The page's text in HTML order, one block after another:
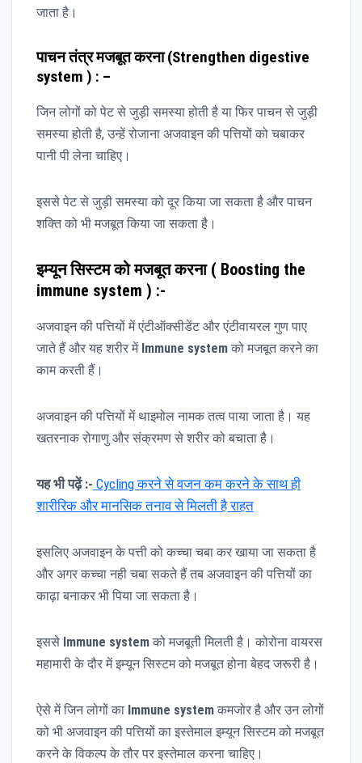
जाता है।
पाचन तंत्र मजबूत करना (Strengthen digestive
system ) : –
जिन लोगों को पेट से जुड़ी समस्या होती है या फिर पाचन से जुड़ी
समस्या होती है, उन्हें रोजाना अजवाइन की पत्तियों को चबाकर
पानी पी लेना चाहिए।
इससे पेट से जुड़ी समस्या को दूर किया जा सकता है और पाचन
शक्ति को भी मजबूत किया जा सकता है।
इम्यून सिस्टम को मजबूत करना ( Boosting the
immune system ) :-
अजवाइन की पत्तियों में एंटीऑक्सीडेंट और एंटीवायरल गुण पाए
जाते हैं और यह शरीर में Immune system को मजबूत करने का
काम करती हैं।
अजवाइन की पत्तियों में थाइमोल नामक तत्व पाया जाता है। यह
खतरनाक रोगाणु और संक्रमण से शरीर को बचाता है।
यह भी पढ़ें :- Cycling करने से वजन कम करने के साथ ही
शारीरिक और मानसिक तनाव से मिलती है राहत
इसलिए अजवाइन के पत्ती को कच्चा चबा कर खाया जा सकता है
और अगर कच्चा नही चबा सकते हैं तब अजवाइन की पत्तियों का
काढ़ा बनाकर भी पिया जा सकता है।
इससे Immune system को मजबूती मिलती है। कोरोना वायरस
महामारी के दौर में इम्यून सिस्टम को मजबूत होना बेहद जरूरी है।
ऐसे में जिन लोगों का Immune system कमजोर है और उन लोगों
को भी अजवाइन की पत्तियों का इस्तेमाल इम्यून सिस्टम को मजबूत
करने के विकल्प के तौर पर इस्तेमाल करना चाहिए।